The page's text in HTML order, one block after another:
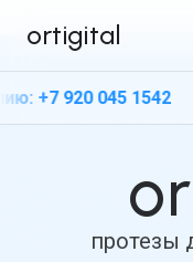
ortigital
Санкт-
+7 920 045
045 1542
протезы